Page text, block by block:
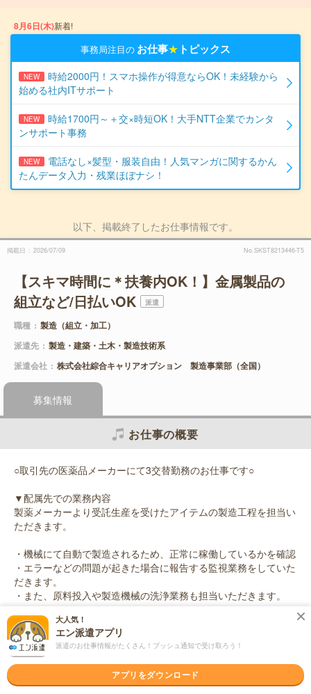
8月6日(木)新着!
事務局注目の お仕事★ トピックス
NEW
時給2000円！スマホ操作が得意ならOK！未経験から
始める社内ITサポート
NEW
時給1700円～＋交×時短OK！大手NTT企業でカンタ
ンサポート事務
NEW
電話なし×髪型・服装自由！人気マンガに関するかん
たんデータ入力・残業ほぼナシ！
以下、掲載終了したお仕事情報です。
掲載日 2026/07/09 No.SKST8213446-T5
【スキマ時間に＊扶養内OK！】金属製品の
組立など/日払いOK
派遣
職種
製造（組立・加工）
派遣先
製造・建築・土木・製造技術系
派遣会社
株式会社綜合キャリアオプション 製造事業部（全国）
募集情報
お仕事の概要
○取引先の医薬品メーカーにて3交替勤務のお仕事です○
▼配属先での業務内容
製薬メーカーより受託生産を受けたアイテムの製造工程を担当い
ただきます。
・機械にて自動で製造されるため、正常に稼働しているかを確認
・エラーなどの問題が起きた場合に報告する監視業務をしていた
だきます。
・また、原料投入や製造機械の洗浄業務も担当いただきます。
※クリーンルーム内でのお仕事になります
応募資格
職種未経験OK / ブランクOK / 英語力不要
大人気！
エン派遣アプリ
派遣のお仕事情報がたくさん！プッシュ通知で受け取ろう！
アプリをダウンロード